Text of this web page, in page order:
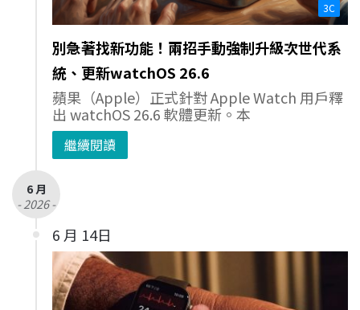
3C
別急著找新功能！兩招手動強制升級次世代系
統、更新watchOS 26.6
蘋果（Apple）正式針對 Apple Watch 用戶釋
出 watchOS 26.6 軟體更新。本
繼續閱讀
6 月
- 2026 -
6 月 14日